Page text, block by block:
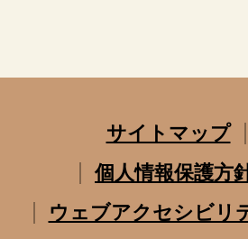
サイトマップ
個人情報保護方
ウェブアクセシビリ